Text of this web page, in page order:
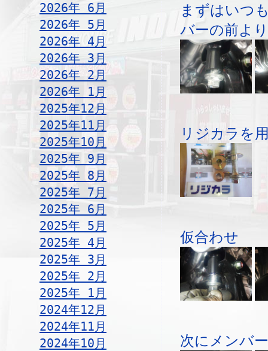
2026年 6月
2026年 5月
2026年 4月
2026年 3月
2026年 2月
2026年 1月
2025年12月
2025年11月
2025年10月
2025年 9月
2025年 8月
2025年 7月
2025年 6月
2025年 5月
2025年 4月
2025年 3月
2025年 2月
2025年 1月
2024年12月
2024年11月
2024年10月
まずはいつ
バーの前よ
リジカラを
仮合わせ
次にメンバ